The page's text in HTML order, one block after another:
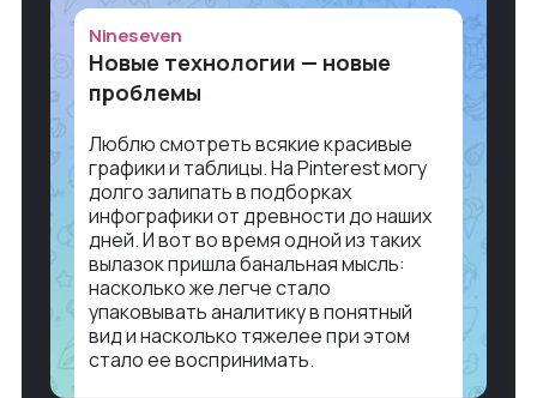
Nineseven
Новые технологии — новые
проблемы
Люблю смотреть всякие красивые
графики и таблицы. На Pinterest могу
долго залипать в подборках
инфографики от древности до наших
дней. И вот во время одной из таких
вылазок пришла банальная мысль:
насколько же легче стало
упаковывать аналитику в понятный
вид и насколько тяжелее при этом
стало ее воспринимать.